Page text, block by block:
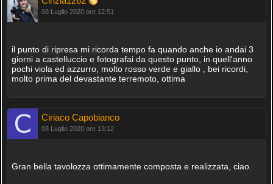
08 Luglio 2020 ore 12:51
il punto di ripresa mi ricorda tempo fa quando anche io andai 3
giorni a castelluccio e fotografai da questo punto, in quell'anno
pochi viola ed azzurro, molto rosso verde e giallo , bei ricordi,
molto prima del devastante terremoto, ottima
Ciriaco Capobianco
08 Luglio 2020 ore 13:12
Gran bella tavolozza ottimamente composta e realizzata, ciao.